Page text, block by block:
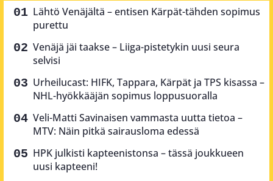
Lähtö Venäjältä – entisen Kärpät-tähden sopimus
purettu
Venäjä jäi taakse – Liiga-pistetykin uusi seura
selvisi
Urheilucast: HIFK, Tappara, Kärpät ja TPS kisassa –
NHL-hyökkääjän sopimus loppusuoralla
Veli-Matti Savinaisen vammasta uutta tietoa –
MTV: Näin pitkä sairausloma edessä
HPK julkisti kapteenistonsa – tässä joukkueen
uusi kapteeni!